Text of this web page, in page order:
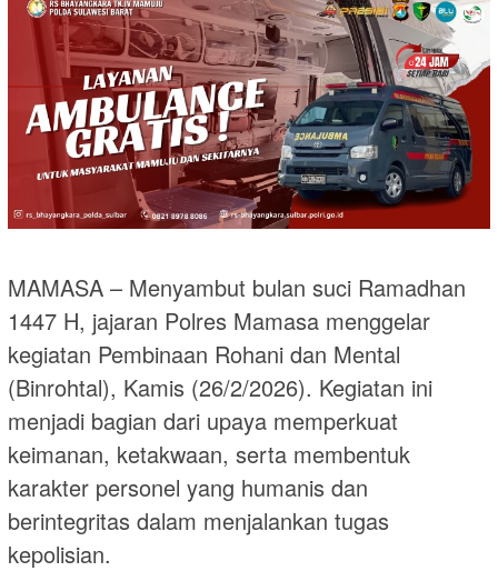
MAMASA – Menyambut bulan suci Ramadhan
1447 H, jajaran Polres Mamasa menggelar
kegiatan Pembinaan Rohani dan Mental
(Binrohtal), Kamis (26/2/2026). Kegiatan ini
menjadi bagian dari upaya memperkuat
keimanan, ketakwaan, serta membentuk
karakter personel yang humanis dan
berintegritas dalam menjalankan tugas
kepolisian.